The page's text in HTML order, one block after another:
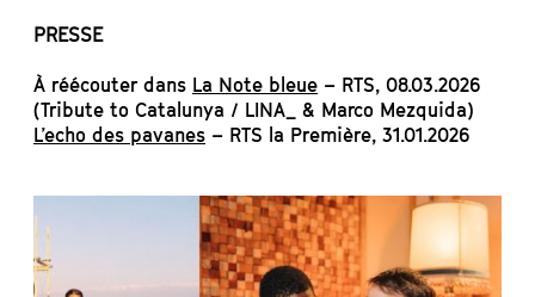
PRESSE
À réécouter dans La Note bleue – RTS, 08.03.2026
(Tribute to Catalunya / LINA_ & Marco Mezquida)
L’echo des pavanes – RTS la Première, 31.01.2026